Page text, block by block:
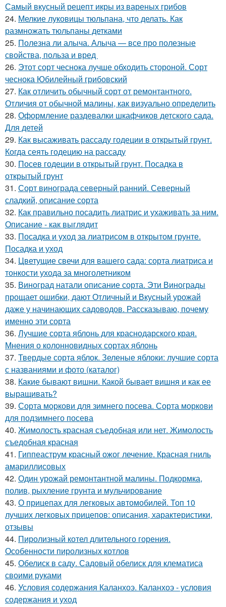
Самый вкусный рецепт икры из вареных грибов
24. Мелкие луковицы тюльпана, что делать. Как
размножать тюльпаны детками
25. Полезна ли алыча. Алыча — все про полезные
свойства, польза и вред
26. Этот сорт чеснока лучше обходить стороной. Сорт
чеснока Юбилейный грибовский
27. Как отличить обычный сорт от ремонтантного.
Отличия от обычной малины, как визуально определить
28. Оформление раздевалки шкафчиков детского сада.
Для детей
29. Как высаживать рассаду годеции в открытый грунт.
Когда сеять годецию на рассаду
30. Посев годеции в открытый грунт. Посадка в
открытый грунт
31. Сорт винограда северный ранний. Северный
сладкий, описание сорта
32. Как правильно посадить лиатрис и ухаживать за ним.
Описание - как выглядит
33. Посадка и уход за лиатрисом в открытом грунте.
Посадка и уход
34. Цветущие свечи для вашего сада: сорта лиатриса и
тонкости ухода за многолетником
35. Виноград натали описание сорта. Эти Винограды
прощает ошибки, дают Отличный и Вкусный урожай
даже у начинающих садоводов. Рассказываю, почему
именно эти сорта
36. Лучшие сорта яблонь для краснодарского края.
Мнения о колонновидных сортах яблонь
37. Твердые сорта яблок. Зеленые яблоки: лучшие сорта
с названиями и фото (каталог)
38. Какие бывают вишни. Какой бывает вишня и как ее
выращивать?
39. Сорта моркови для зимнего посева. Сорта моркови
для подзимнего посева
40. Жимолость красная съедобная или нет. Жимолость
съедобная красная
41. Гиппеаструм красный ожог лечение. Красная гниль
амариллисовых
42. Один урожай ремонтантной малины. Подкормка,
полив, рыхление грунта и мульчирование
43. О прицепах для легковых автомобилей. Топ 10
лучших легковых прицепов: описания, характеристики,
отзывы
44. Пиролизный котел длительного горения.
Особенности пиролизных котлов
45. Обелиск в саду. Садовый обелиск для клематиса
своими руками
46. Условия содержания Каланхоэ. Каланхоэ - условия
содержания и уход